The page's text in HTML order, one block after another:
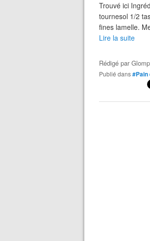
Trouvé ici
tournesol 1/2
fines lamelle.
Lire la suite
Rédigé par
Publié dans#Pain